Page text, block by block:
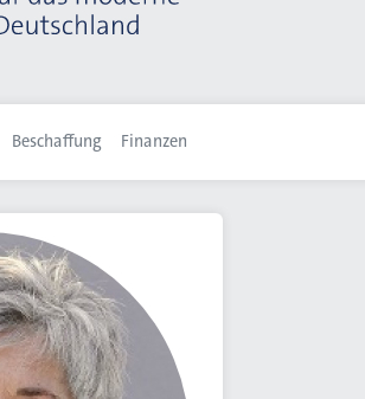
Beschaffung Finanzen